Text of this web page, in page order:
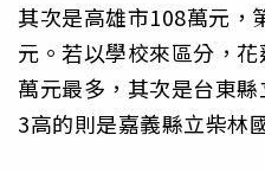
其次是高雄市108萬元，
元。若以學校來區分，
萬元最多，其次是台東
3高的則是嘉義縣立柴林